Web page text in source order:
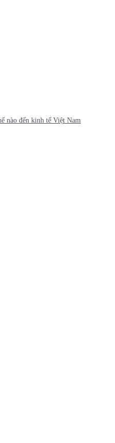
nào đến kinh tế Việt Nam